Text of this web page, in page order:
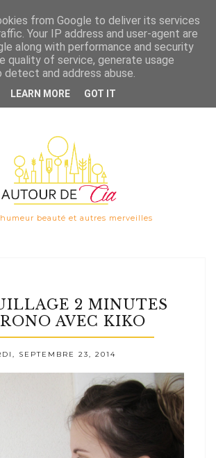

beauté et autres merveilles
2 MINUTES
AVEC KIKO
SEPTEMBRE 23, 2014
from Google to deliver its services
Your IP address and user-agent are
along with performance and security
quality of service, generate usage
and address abuse.
LEARN MORE GOT IT